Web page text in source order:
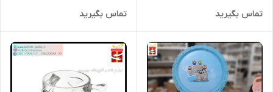
تماس بگیرید تماس بگیرید